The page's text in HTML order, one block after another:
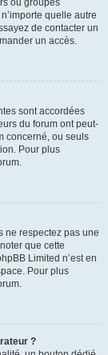
ou groupes
quelle autre
de contacter un
un accès.
sont accordées
du forum ont peut-
concerné, ou seuls
Pour plus
ne respectez pas une
que cette
Limited n’est en
Pour plus
?